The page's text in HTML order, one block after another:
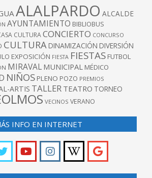
ALALPARDO ALCALDE
AYUNTAMIENTO BIBLIOBUS
CULTURACONCIERTO CONCURSO
CULTURA DINAMIZACIÓN DIVERSIÓN
EXPOSICIÓN FIESTA FIESTAS FUTBOL
MIRAVAL MUNICIPAL MÉDICO
NIÑOS PLENO POZO PREMIOS
ARTIS TALLER TEATRO TORNEO
VECINOS VERANO
INFO EN INTERNET